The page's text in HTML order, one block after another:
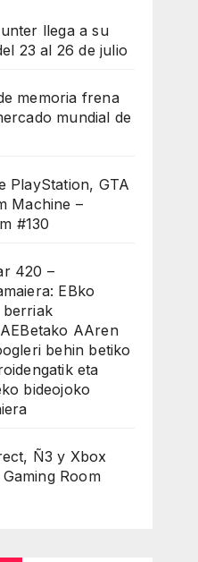
llega a su
23 al 26 de julio
memoria frena
mundial de
PlayStation, GTA
Machine –
#130
420 –
EBko
berriak
AAren
behin betiko
eta
bideojoko
Ñ3 y Xbox
Room